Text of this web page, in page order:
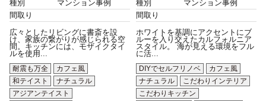
種別
マンション事例
間取り
広々としたリビングに書斎を設
け、家族の繋がりが感じられる空
間。キッチンには、モザイクタイ
ルを使用...
耐震も万全
カフェ風
和テイスト
ナチュラル
アジアンテイスト
種別
マンション事例
間取り
ホワイトを基調にアクセントにブ
ルーを入り交えたカルフォルニア
スタイル。 海が見える環境をフル
に活...
DIYでセルフリノベ
カフェ風
ナチュラル
こだわりインテリア
こだわりキッチン